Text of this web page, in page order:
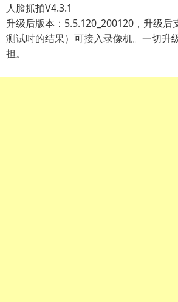
人脸抓拍V4.3.1
升级后版本：5.5.120_200120，升级后
测试时的结果）可接入录像机。一切升
担。